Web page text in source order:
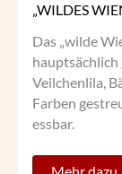
„WILDES
Das „wilde
hauptsächlich
Veilchenlila,
Farben
essbar.